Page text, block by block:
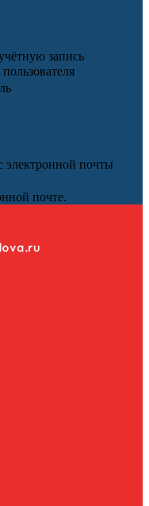
запись
электронной почты
почте.